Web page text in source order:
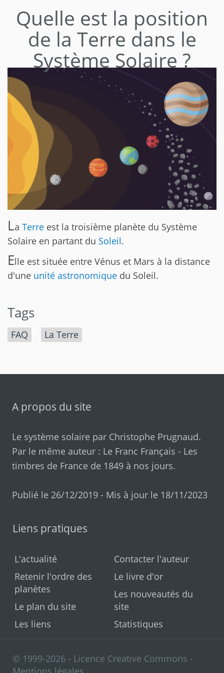
Quelle est la position
de la Terre dans le
Système Solaire ?
La Terre est la troisième planète du Système
Solaire en partant du Soleil.
Elle est située entre Vénus et Mars à la distance
d'une unité astronomique du Soleil.
Tags
FAQ La Terre
A propos du site
Le système solaire par Christophe Prugnaud.
Par le même auteur : Le Franc Français - Les
timbres de France de 1849 à nos jours.
Publié le 26/12/2019 - Mis à jour le 18/11/2023
Liens pratiques
L'actualité
Retenir l'ordre des
planètes
Le plan du site
Les liens
Contacter l'auteur
Le livre d'or
Les nouveautés du
site
Statistiques
© 1999-2026 - Licence Creative Commons -